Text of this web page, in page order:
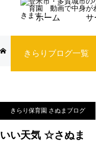
ホーム サ
きらりブログ一覧
ブログ きらり保
きらり保育園 さぬまブログ
いい天気 ☆さぬま